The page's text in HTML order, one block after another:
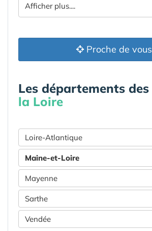
Afficher plus....
Proche de vous
Les départements des
la Loire
Loire-Atlantique
Maine-et-Loire
Mayenne
Sarthe
Vendée